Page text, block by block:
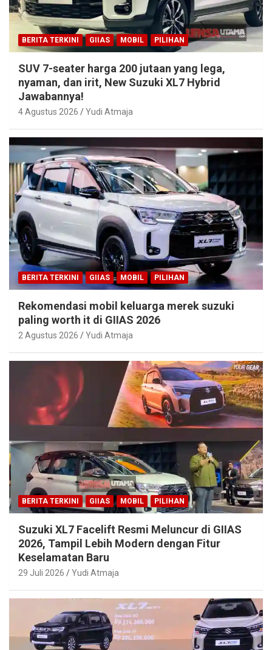
BERITA TERKINI GIIAS MOBIL PILIHAN
SUV 7-seater harga 200 jutaan yang lega,
nyaman, dan irit, New Suzuki XL7 Hybrid
Jawabannya!
4 Agustus 2026 Yudi Atmaja
BERITA TERKINI GIIAS MOBIL PILIHAN
Rekomendasi mobil keluarga merek suzuki
paling worth it di GIIAS 2026
2 Agustus 2026 Yudi Atmaja
BERITA TERKINI GIIAS MOBIL PILIHAN
Suzuki XL7 Facelift Resmi Meluncur di GIIAS
2026, Tampil Lebih Modern dengan Fitur
Keselamatan Baru
29 Juli 2026 Yudi Atmaja